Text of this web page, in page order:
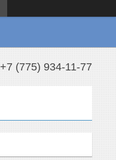
+7 (775) 934-11-77